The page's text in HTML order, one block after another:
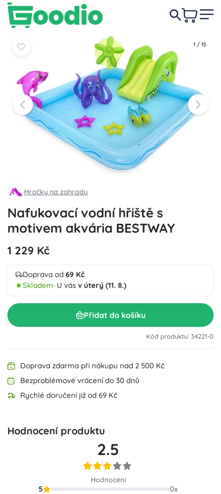
1 / 15
Hračky na zahradu
Nafukovací vodní hřiště s
motivem akvária BESTWAY
1 229 Kč
Doprava od 69 Kč
Skladem· U vás v úterý (11. 8.)
Přidat do košíku
Kód produktu: 34221-0
Doprava zdarma při nákupu nad 2 500 Kč
Bezproblémové vrácení do 30 dnů
Rychlé doručení již od 69 Kč
Hodnocení produktu
2.5
Hodnocení
5 0x
1 229 Kč Do košíku